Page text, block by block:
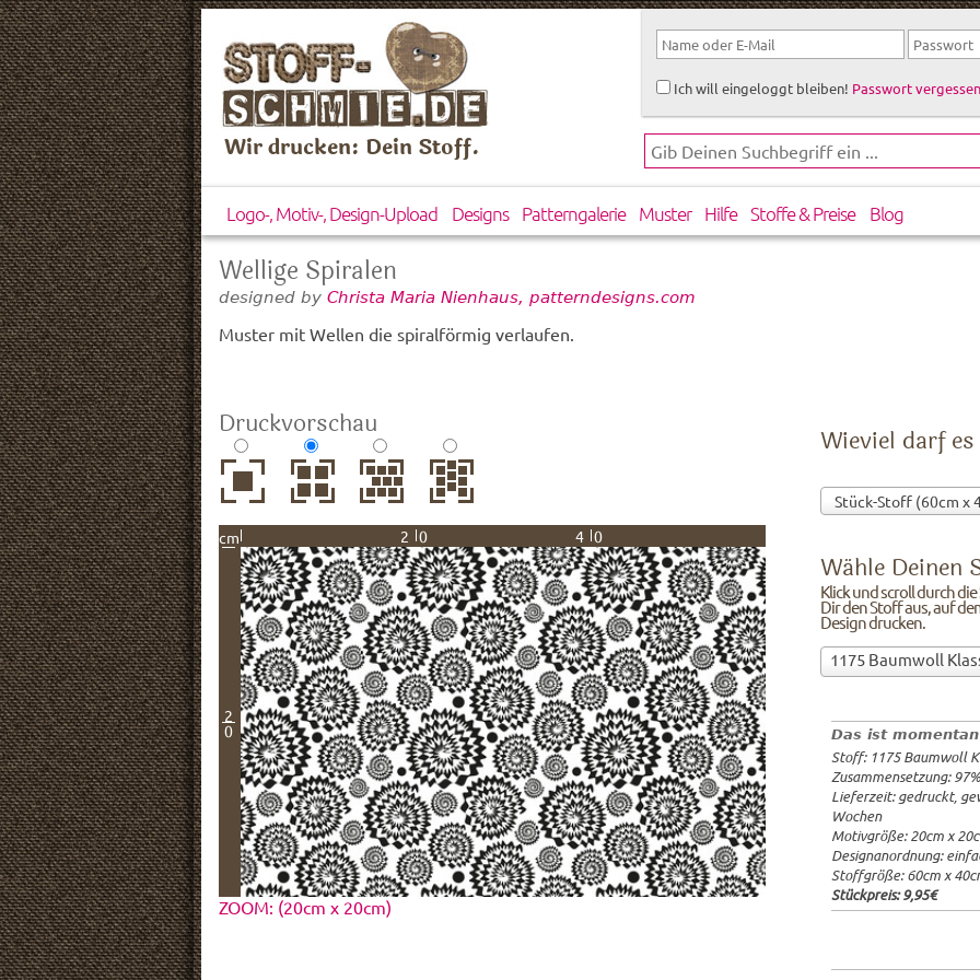
Wir drucken: Dein Stoff.
Ich will eingeloggt bleiben! Passwort
Logo-, Motiv-, Design-Upload Designs Patterngalerie Muster Hilfe Stoffe & Preise Blog
Wellige Spiralen
designed by Christa Maria Nienhaus, patterndesigns.com
Muster mit Wellen die spiralförmig verlaufen.
Das ist
Stoff: 1175 Baumwoll
Zusammensetzung:
Lieferzeit: gedruckt,
Wochen
Motivgröße: 20cm x
Designanordnung:
Stoffgröße: 60cm x
Stückpreis:9,95€
Druckvorschau
cm 20 40
2
0
ZOOM: (20cm x 20cm)
Wieviel darf es
Wähle Deinen
Klick und scroll durch
Dir den Stoff aus, auf
Design drucken.
1175 Baumwoll
Gewicht:
Lieferzeit:
20x20cm:
60x40cm:
ab 1m:
ab 10m:
ab 50m:
Wähle
Deinen
und
scroll
durch
die
Stoffübersicht
und
suche
Dir
den
Stoff
dem